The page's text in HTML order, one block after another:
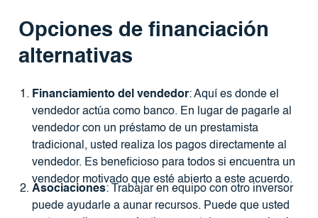
Opciones de financiación
alternativas
Financiamiento del vendedor: Aquí es donde el
vendedor actúa como banco. En lugar de pagarle al
vendedor con un préstamo de un prestamista
tradicional, usted realiza los pagos directamente al
vendedor. Es beneficioso para todos si encuentra un
vendedor motivado que esté abierto a este acuerdo.
Asociaciones: Trabajar en equipo con otro inversor
puede ayudarle a aunar recursos. Puede que usted